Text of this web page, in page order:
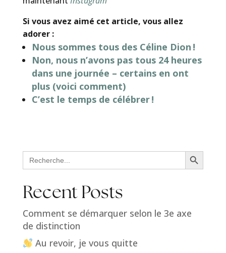
Si vous avez aimé cet article, vous allez
adorer :
Nous sommes tous des Céline Dion !
Non, nous n’avons pas tous 24 heures
dans une journée – certains en ont
plus (voici comment)
C’est le temps de célébrer !
Search
for:
Search Button
Recent Posts
Comment se démarquer selon le 3e axe
de distinction
Au revoir, je vous quitte